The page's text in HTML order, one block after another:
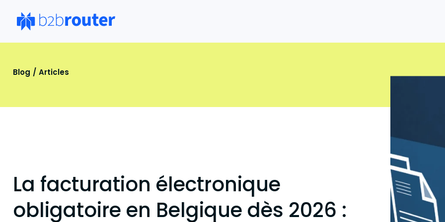
Blog Articles
La facturation électronique
obligatoire en Belgique dès 2026 :